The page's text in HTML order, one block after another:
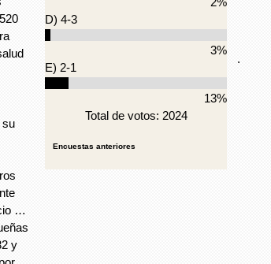
su
…
y
D) 4-3
3%
E) 2-1
13%
Total de votos: 2024
Encuestas anteriores
.